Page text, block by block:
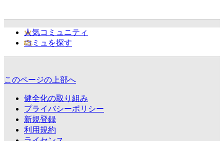
人気コミュニティ
コミュを探す
このページの上部へ
健全化の取り組み
プライバシーポリシー
新規登録
利用規約